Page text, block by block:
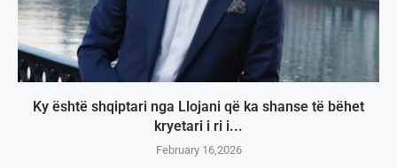
Ky është shqiptari nga Llojani që ka shanse të bëhet
kryetari i ri i...
February 16,2026